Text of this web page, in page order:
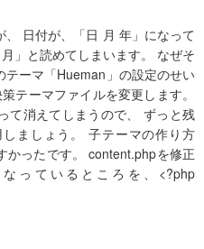
日付が、「日 月 年」になって
」と読めてしまいます。 なぜそ
テーマ「Hueman」の設定のせい
テーマファイルを変更します。
て消えてしまうので、 ずっと残
ましょう。 子テーマの作り方
かったです。 content.phpを修正
なっているところを、<?php